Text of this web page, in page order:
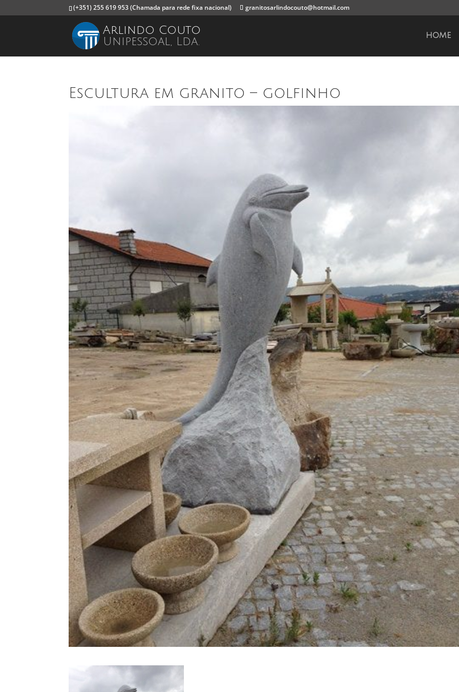
(+351) 255 619 953(Chamada para rede fixa nacional) granitosarlindocouto@hotmail.com
Arlindo Couto
Unipessoal, Lda.
HOME
Escultura em granito – golfinho